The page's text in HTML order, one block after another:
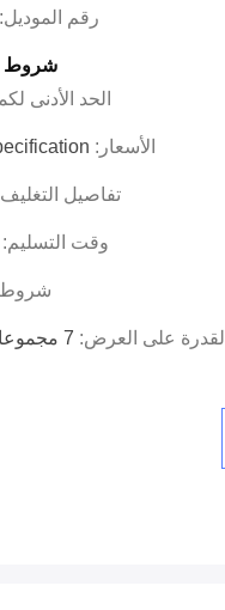
رقم الموديل:
شروط
الحد الأدنى
الأسعار:
تفاصيل
وقت التسليم:
شروط
القدرة على العرض: 7 مجموعات في 4 أشهر